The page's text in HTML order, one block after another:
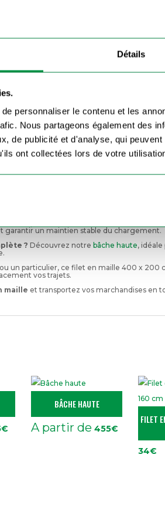
Détails
personnaliser le contenu et les
Nous partageons également des
de publicité et d'analyse, qui
ont collectées lors de votre
de l’air, limitant la prise au vent et
cm ?
et garantit un transport sécurisé.
de sécurité pour le transport
UV et conditions météorologiques
d’ancrage de votre remorque à l’aide
pour éviter les flottements. Tendez
un maintien stable du chargement.
? Découvrez notrebâche haute, idéale
un particulier, ce filet en maille 400 x 200
vos trajets.
maille et transportez vos marchandises en
€
BÂCHE HAUTE
A partir de 455€
FILET
34€